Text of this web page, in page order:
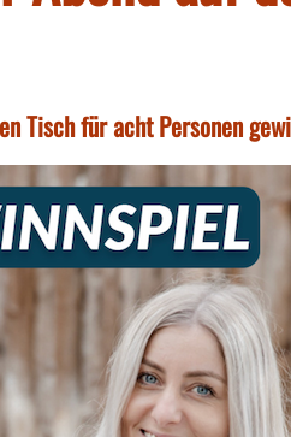
Tisch für acht Personen